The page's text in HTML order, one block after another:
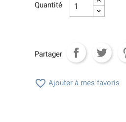
Quantité
Partager
 Ajouter à mes favoris